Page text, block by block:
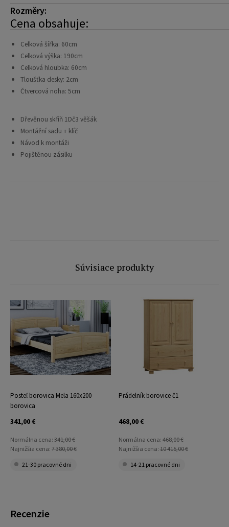
Rozměry:
Cena obsahuje:
Celková šířka: 60cm
Celková výška: 190cm
Celková hloubka: 60cm
Tloušťka desky: 2cm
Čtvercová noha: 5cm
Dřevěnou skříň 1Dč3 věšák
Montážní sadu + klíč
Návod k montáži
Pojištěnou zásilku
Recenzie
Súvisiace produkty
Posteľ borovica Mela 160x200
borovica
341,00 €
Normálna cena: 341,00 €
Najnižšia cena: 7 380,00 €
21-30 pracovné dni
Prádelník borovice č1
468,00 €
Normálna cena:468,00 €
Najnižšia cena:10 415,00 €
14-21 pracovné dni